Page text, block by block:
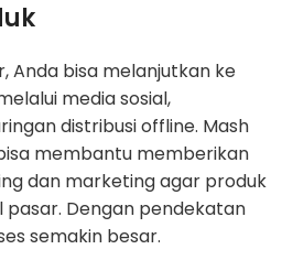
Anda bisa melanjutkan ke
media sosial,
distribusi offline. Mash
membantu memberikan
dan marketing agar produk
Dengan pendekatan
semakin besar.